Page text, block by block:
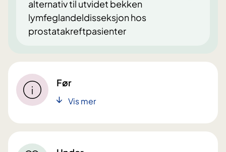
alternativ til utvidet bekken
lymfeglandeldisseksjon hos
prostatakreftpasienter
Før
Vis mer